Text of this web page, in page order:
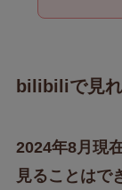
bilibiliで見
2024年8月現
見ることはで